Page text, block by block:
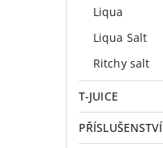
Liqua
Liqua Salt
Ritchy salt
T-JUICE
PŘÍSLUŠENSTVÍ